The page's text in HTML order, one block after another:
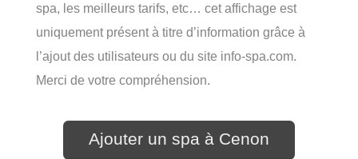
spa, les meilleurs tarifs, etc… cet affichage est
uniquement présent à titre d’information grâce à
l’ajout des utilisateurs ou du site info-spa.com.
Merci de votre compréhension.
Ajouter un spa à Cenon